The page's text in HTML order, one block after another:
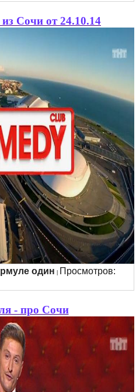
Сочи от 24.10.14
один
Просмотров:
- про Сочи